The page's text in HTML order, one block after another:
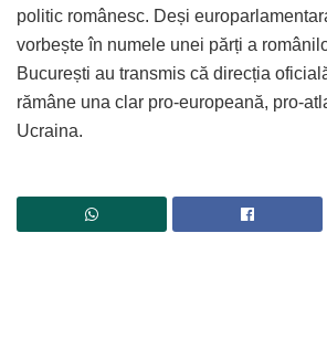
politic românesc. Deși
vorbește în numele unei părți a
București au transmis că direcția
rămâne una clar pro-europeană, pro-
Ucraina.